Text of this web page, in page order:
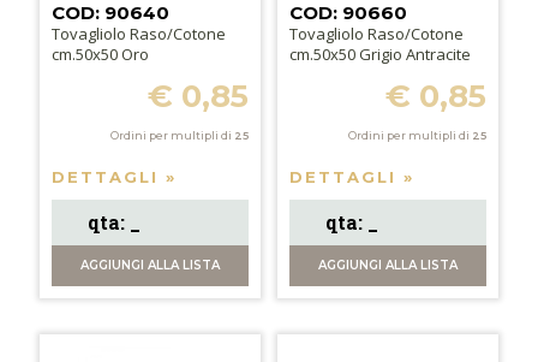
COD: 90640
Tovagliolo Raso/Cotone
cm.50x50 Oro
€ 0,85
Ordini per multipli di 25
DETTAGLI »
AGGIUNGIALLA LISTA
COD: 90660
Tovagliolo Raso/Cotone
cm.50x50 Grigio Antracite
€ 0,85
Ordini per multipli di 25
DETTAGLI »
AGGIUNGI ALLA LISTA